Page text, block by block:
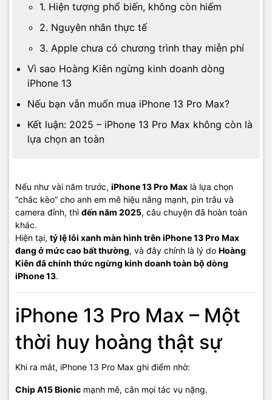
1. Hiện tượng phổ biến, không còn hiếm
2. Nguyên nhân thực tế
3. Apple chưa có chương trình thay miễn phí
Vì sao Hoàng Kiên ngừng kinh doanh dòng
iPhone 13
Nếu bạn vẫn muốn mua iPhone 13 Pro Max?
Kết luận: 2025 – iPhone 13 Pro Max không còn là
lựa chọn an toàn
Nếu như vài năm trước, iPhone 13 Pro Max là lựa chọn
“chắc kèo” cho anh em mê hiệu năng mạnh, pin trâu và
camera đỉnh, thì đến năm 2025, câu chuyện đã hoàn toàn
khác.
Hiện tại, tỷ lệ lỗi xanh màn hình trên iPhone 13 Pro Max
đang ở mức cao bất thường, và đây chính là lý do Hoàng
Kiên đã chính thức ngừng kinh doanh toàn bộ dòng
iPhone 13.
iPhone 13 Pro Max – Một
thời huy hoàng thật sự
Khi ra mắt, iPhone 13 Pro Max ghi điểm nhờ:
Chip A15 Bionic mạnh mẽ, cân mọi tác vụ nặng.